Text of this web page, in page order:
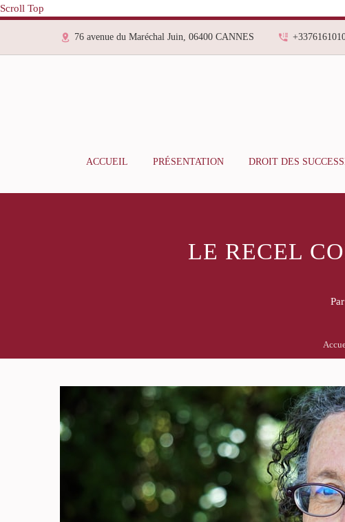
Scroll Top
76 avenue du Maréchal Juin, 06400 CANNES
ACCUEIL PRÉSENTATION DROIT DES
LE RECEL